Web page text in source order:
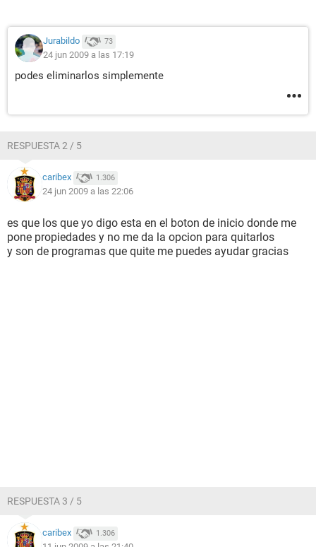
Jurabildo 73
24 jun 2009 a las 17:19
podes eliminarlos simplemente
RESPUESTA 2 / 5
caribex 1.306
24 jun 2009 a las 22:06
es que los que yo digo esta en el boton de inicio donde me
pone propiedades y no me da la opcion para quitarlos
y son de programas que quite me puedes ayudar gracias
RESPUESTA 3 / 5
caribex 1.306